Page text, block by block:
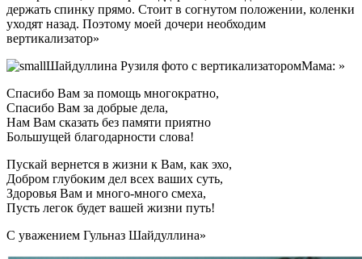
держать спинку прямо. Стоит в согнутом положении, коленки
уходят назад. Поэтому моей дочери необходим
вертикализатор»
Мама: »
Спасибо Вам за помощь многократно,
Спасибо Вам за добрые дела,
Нам Вам сказать без памяти приятно
Большущей благодарности слова!
Пускай вернется в жизни к Вам, как эхо,
Добром глубоким дел всех ваших суть,
Здоровья Вам и много-много смеха,
Пусть легок будет вашей жизни путь!
С уважением Гульназ Шайдуллина»